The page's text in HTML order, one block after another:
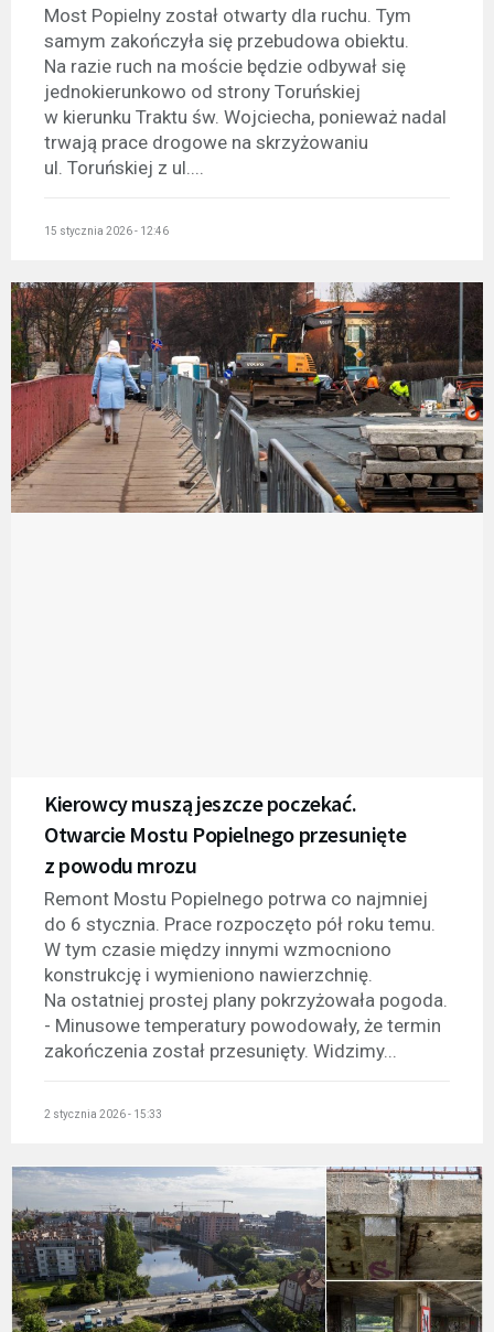
Most Popielny został otwarty dla ruchu. Tym
samym zakończyła się przebudowa obiektu.
Na razie ruch na moście będzie odbywał się
jednokierunkowo od strony Toruńskiej
w kierunku Traktu św. Wojciecha, ponieważ nadal
trwają prace drogowe na skrzyżowaniu
ul. Toruńskiej z ul....
15 stycznia 2026 - 12:46
Kierowcy muszą jeszcze poczekać.
Otwarcie Mostu Popielnego przesunięte
z powodu mrozu
Remont Mostu Popielnego potrwa co najmniej
do 6 stycznia. Prace rozpoczęto pół roku temu.
W tym czasie między innymi wzmocniono
konstrukcję i wymieniono nawierzchnię.
Na ostatniej prostej plany pokrzyżowała pogoda.
- Minusowe temperatury powodowały, że termin
zakończenia został przesunięty. Widzimy...
2 stycznia 2026 - 15:33